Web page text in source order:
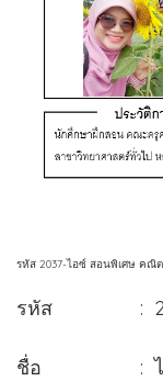
รหัส 2037-ไอซ์ สอนพิเศษ คณิ
รหัส :
ชื่อ : ไ